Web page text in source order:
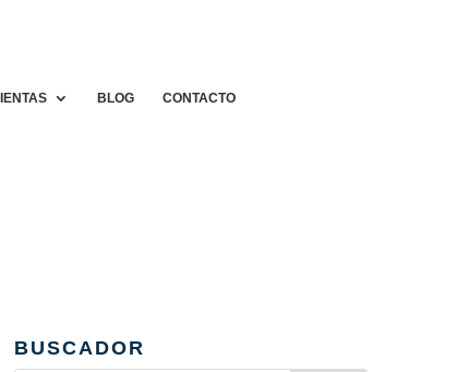
BLOG CONTACTO
BUSCADOR